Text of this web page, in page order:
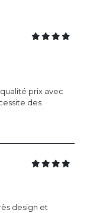
prix avec
des
design et